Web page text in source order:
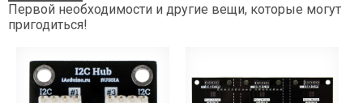
Первой необходимости и другие вещи, которые могут
пригодиться!